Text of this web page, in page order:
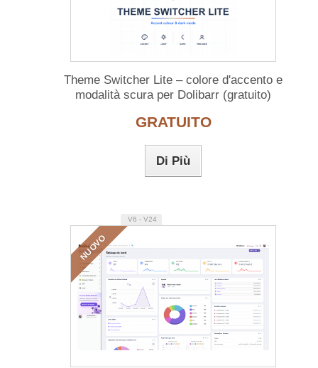
Theme Switcher Lite – colore d'accento e
modalità scura per Dolibarr (gratuito)
GRATUITO
Di Più
NUOVO
V6 - V24